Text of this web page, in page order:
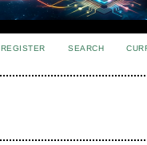
REGISTER SEARCH